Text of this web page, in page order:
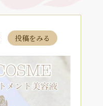
投稿をみる